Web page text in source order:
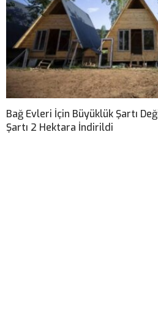
Bağ Evleri İçin Büyüklük Şartı
Şartı 2 Hektara İndirildi